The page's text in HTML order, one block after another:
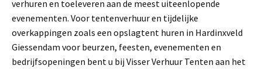
verhuren en toeleveren aan de meest uiteenlopende
evenementen. Voor tentenverhuur en tijdelijke
overkappingen zoals een opslagtent huren in Hardinxveld
Giessendam voor beurzen, feesten, evenementen en
bedrijfsopeningen bent u bij Visser Verhuur Tenten aan het